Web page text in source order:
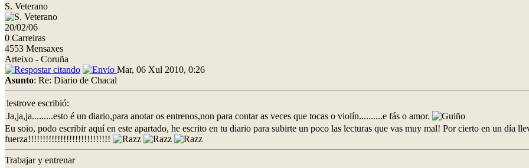
S. Veterano
20/02/06
0 Carreiras
4553 Mensaxes
Arteixo - Coruña
Mar, 06 Xul 2010, 0:26
Asunto: Re: Diario de Chacal
lestrove escribió:
Ja,ja,ja.........esto é un diario,para anotar os entrenos,non para contar as veces que tocas o violín..........e fás o amor.
Eu soio, podo escribir aquí en este apartado, he escrito en tu diario para subirte un poco las lecturas que vas muy mal! Por cierto en un día
fuerza!!!!!!!!!!!!!!!!!!!!!!!!!!!!
Trabajar y entrenar